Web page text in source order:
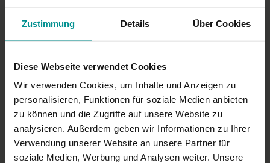
Zustimmung Details Über Cookies
Diese Webseite verwendet Cookies
Wir verwenden Cookies, um Inhalte und Anzeigen zu
personalisieren, Funktionen für soziale Medien anbieten
zu können und die Zugriffe auf unsere Website zu
analysieren. Außerdem geben wir Informationen zu Ihrer
Verwendung unserer Website an unsere Partner für
soziale Medien, Werbung und Analysen weiter. Unsere
0
Mehr laden
Ähnliche Videos